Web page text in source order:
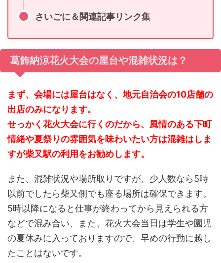
さいごに＆関連記事リンク集
葛飾納涼花火大会の屋台や混雑状況は？
まず、会場には屋台はなく、地元自治会の10店舗の
出店のみになります。
せっかく花火大会に行くのだから、風情のある下町
情緒や夏祭りの雰囲気を味わいたい方は混雑はしま
すが柴又駅の利用をお勧めします。
また、混雑状況や場所取りですが、少人数なら5時
以前でしたら柴又側でも座る場所は確保できます。
5時以降になると仕事が終わってから見えられる方
などで混み合い、また、花火大会当日は学生や園児
の夏休みに入っておりますので、早めの行動に越し
たことはないです。